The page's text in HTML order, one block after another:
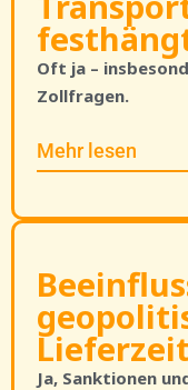
Oft ja –
Zollfragen.
Mehr lesen
Ja, Sanktionen